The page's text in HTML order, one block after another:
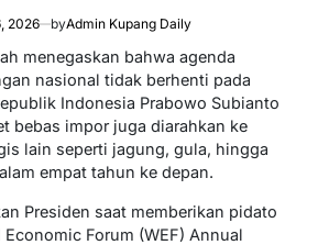
2026 byAdmin Kupang Daily
menegaskan bahwa agenda
nasional tidak berhenti pada
Indonesia Prabowo Subianto
bebas impor juga diarahkan ke
lain seperti jagung, gula, hingga
empat tahun ke depan.
Presiden saat memberikan pidato
Forum (WEF) Annual